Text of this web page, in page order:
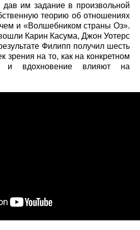
дав им задание в произвольной
теорию об отношениях
и «Волшебником страны Оз».
Карин Касума, Джон Уотерс
Филипп получил шесть
зрения на то, как на конкретном
и вдохновение влияют на